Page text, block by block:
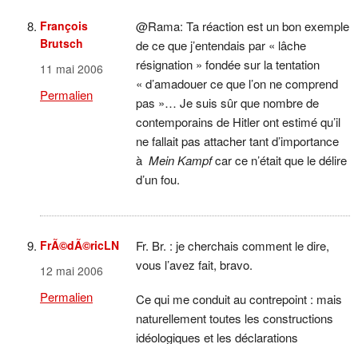
François
Brutsch
11 mai 2006
Permalien
@Rama: Ta réaction est un bon exemple
de ce que j’entendais par « lâche
résignation » fondée sur la tentation
« d’amadouer ce que l’on ne comprend
pas »… Je suis sûr que nombre de
contemporains de Hitler ont estimé qu’il
ne fallait pas attacher tant d’importance
àMein Kampfcar ce n’était que le délire
d’un fou.
FrÃ©dÃ©ricLN
12 mai 2006
Permalien
Fr. Br. : je cherchais comment le dire,
vous l’avez fait, bravo.
Ce qui me conduit au contrepoint : mais
naturellement toutes les constructions
idéologiques et les déclarations